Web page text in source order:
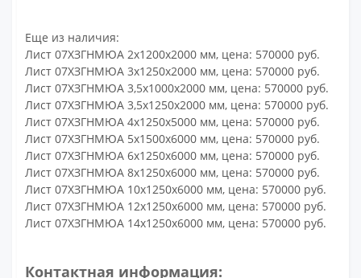
Еще из наличия:
Лист 07ХЗГНМЮА 2х1200х2000 мм, цена: 570000 руб.
Лист 07ХЗГНМЮА 3х1250х2000 мм, цена: 570000 руб.
Лист 07ХЗГНМЮА 3,5х1000х2000 мм, цена: 570000 руб.
Лист 07ХЗГНМЮА 3,5х1250х2000 мм, цена: 570000 руб.
Лист 07ХЗГНМЮА 4х1250х5000 мм, цена: 570000 руб.
Лист 07ХЗГНМЮА 5х1500х6000 мм, цена: 570000 руб.
Лист 07ХЗГНМЮА 6х1250х6000 мм, цена: 570000 руб.
Лист 07ХЗГНМЮА 8х1250х6000 мм, цена: 570000 руб.
Лист 07ХЗГНМЮА 10х1250х6000 мм, цена: 570000 руб.
Лист 07ХЗГНМЮА 12х1250х6000 мм, цена: 570000 руб.
Лист 07ХЗГНМЮА 14х1250х6000 мм, цена: 570000 руб.
Контактная информация: